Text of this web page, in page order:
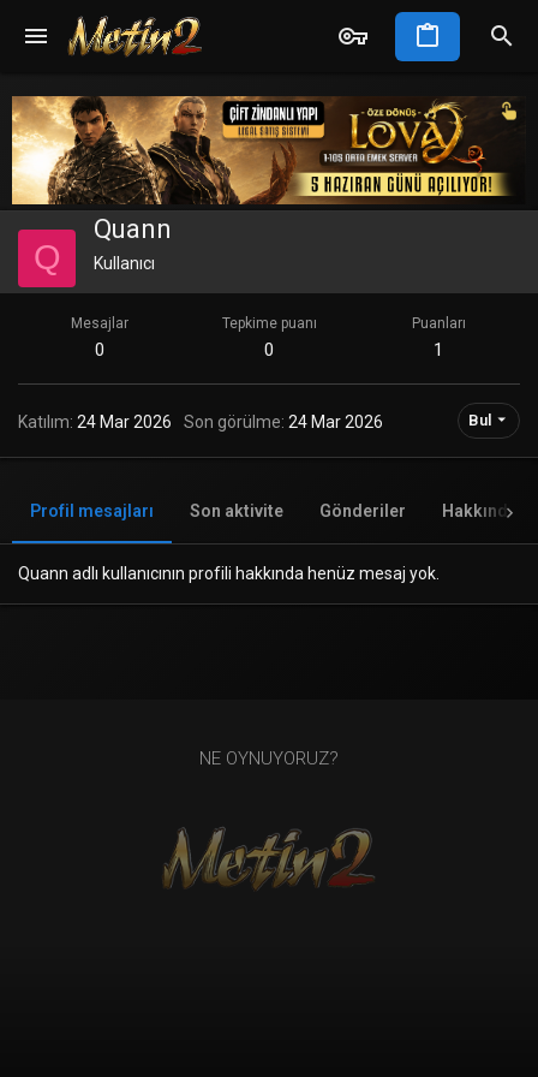
Q
Quann
Kullanıcı
Mesajlar
0
Tepkime puanı
0
Puanları
1
Katılım 24 Mar 2026 Son görülme 24 Mar 2026 Bul
Profil mesajları Son aktivite Gönderiler Hakkında
Quann adlı kullanıcının profili hakkında henüz mesaj yok.
NE OYNUYORUZ?